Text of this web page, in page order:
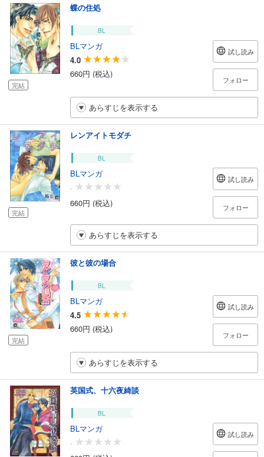
完結
蝶の住処
BL
BLマンガ
4.0
660円 (税込)
試し読み
フォロー
あらすじを表示する
完結
レンアイトモダチ
BL
BLマンガ
-
660円 (税込)
試し読み
フォロー
あらすじを表示する
完結
彼と彼の場合
BL
BLマンガ
4.5
660円 (税込)
試し読み
フォロー
あらすじを表示する
英国式、十六夜綺談
BL
BLマンガ
-
試し読み